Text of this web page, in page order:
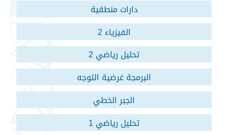
دارات منطقية
الفيزياء 2
تحليل رياضي 2
البرمجة غرضية التوجه
الجبر الخطي
تحليل رياضي 1